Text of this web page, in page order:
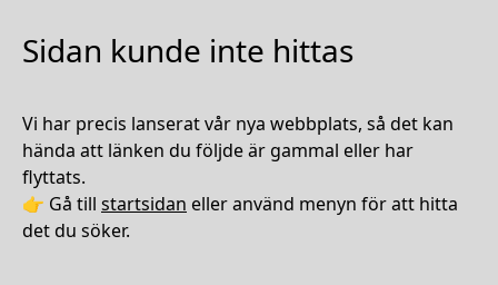
Sidan kunde inte hittas
Vi har precis lanserat vår nya webbplats, så det kan
hända att länken du följde är gammal eller har
flyttats.
👉 Gå till startsidan eller använd menyn för att hitta
det du söker.